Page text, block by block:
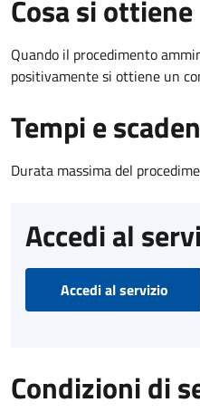
Cosa si ottiene
Quando il procedimento
positivamente si ottiene un
Tempi e
Durata massima del
Accedi al
Accedi al servizio
Condizioni di